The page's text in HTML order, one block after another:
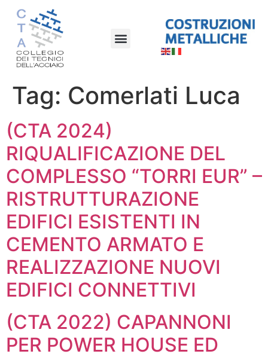
Tag: Comerlati Luca
(CTA 2024)
RIQUALIFICAZIONE DEL
COMPLESSO “TORRI EUR” –
RISTRUTTURAZIONE
EDIFICI ESISTENTI IN
CEMENTO ARMATO E
REALIZZAZIONE NUOVI
EDIFICI CONNETTIVI
(CTA 2022) CAPANNONI
PER POWER HOUSE ED